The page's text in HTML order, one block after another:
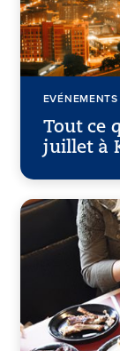
EVÉNEMENTS
Tout ce
juillet à